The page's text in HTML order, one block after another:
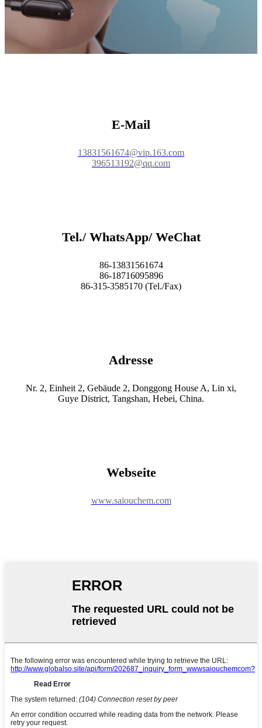
E-Mail
13831561674@vip.163.com
396513192@qq.com
Tel./ WhatsApp/ WeChat
86-13831561674
86-18716095896
86-315-3585170 (Tel./Fax)
Adresse
Nr. 2, Einheit 2, Gebäude 2, Donggong House A, Lin xi,
Guye District, Tangshan, Hebei, China.
Webseite
www.saiouchem.com